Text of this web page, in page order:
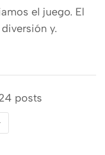
el juego. El
y.
posts